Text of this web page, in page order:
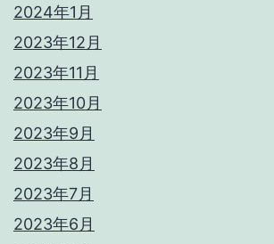
2024年1月
2023年12月
2023年11月
2023年10月
2023年9月
2023年8月
2023年7月
2023年6月